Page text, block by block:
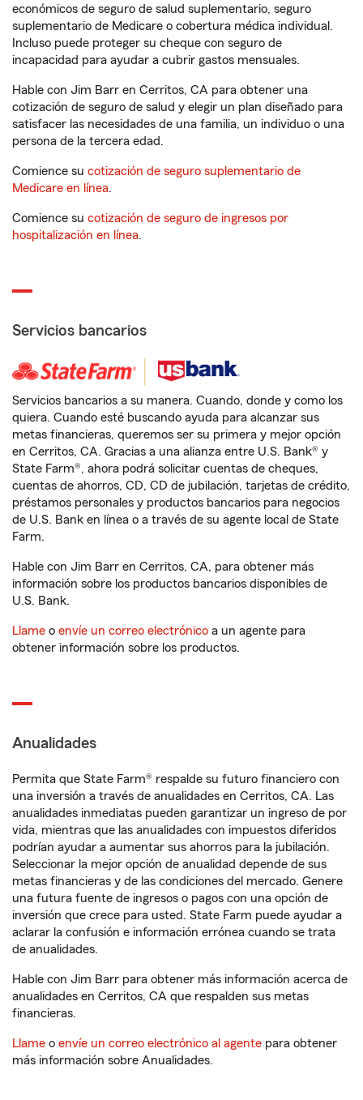
económicos de seguro de salud suplementario, seguro
suplementario de Medicare o cobertura médica individual.
Incluso puede proteger su cheque con seguro de
incapacidad para ayudar a cubrir gastos mensuales.
Hable con Jim Barr en Cerritos, CA para obtener una
cotización de seguro de salud y elegir un plan diseñado para
satisfacer las necesidades de una familia, un individuo o una
persona de la tercera edad.
Comience su cotización de seguro suplementario de
Medicare en línea.
Comience su cotización de seguro de ingresos por
hospitalización en línea.
Servicios bancarios
Servicios bancarios a su manera. Cuando, donde y como los
quiera. Cuando esté buscando ayuda para alcanzar sus
metas financieras, queremos ser su primera y mejor opción
en Cerritos, CA. Gracias a una alianza entre U.S. Bank® y
State Farm®, ahora podrá solicitar cuentas de cheques,
cuentas de ahorros, CD, CD de jubilación, tarjetas de crédito,
préstamos personales y productos bancarios para negocios
de U.S. Bank en línea o a través de su agente local de State
Farm.
Hable con Jim Barr en Cerritos, CA, para obtener más
información sobre los productos bancarios disponibles de
U.S. Bank.
Llame o envíe un correo electrónico a un agente para
obtener información sobre los productos.
Anualidades
Permita que State Farm® respalde su futuro financiero con
una inversión a través de anualidades en Cerritos, CA. Las
anualidades inmediatas pueden garantizar un ingreso de por
vida, mientras que las anualidades con impuestos diferidos
podrían ayudar a aumentar sus ahorros para la jubilación.
Seleccionar la mejor opción de anualidad depende de sus
metas financieras y de las condiciones del mercado. Genere
una futura fuente de ingresos o pagos con una opción de
inversión que crece para usted. State Farm puede ayudar a
aclarar la confusión e información errónea cuando se trata
de anualidades.
Hable con Jim Barr para obtener más información acerca de
anualidades en Cerritos, CA que respalden sus metas
financieras.
Llame o envíe un correo electrónico al agente para obtener
más información sobre Anualidades.